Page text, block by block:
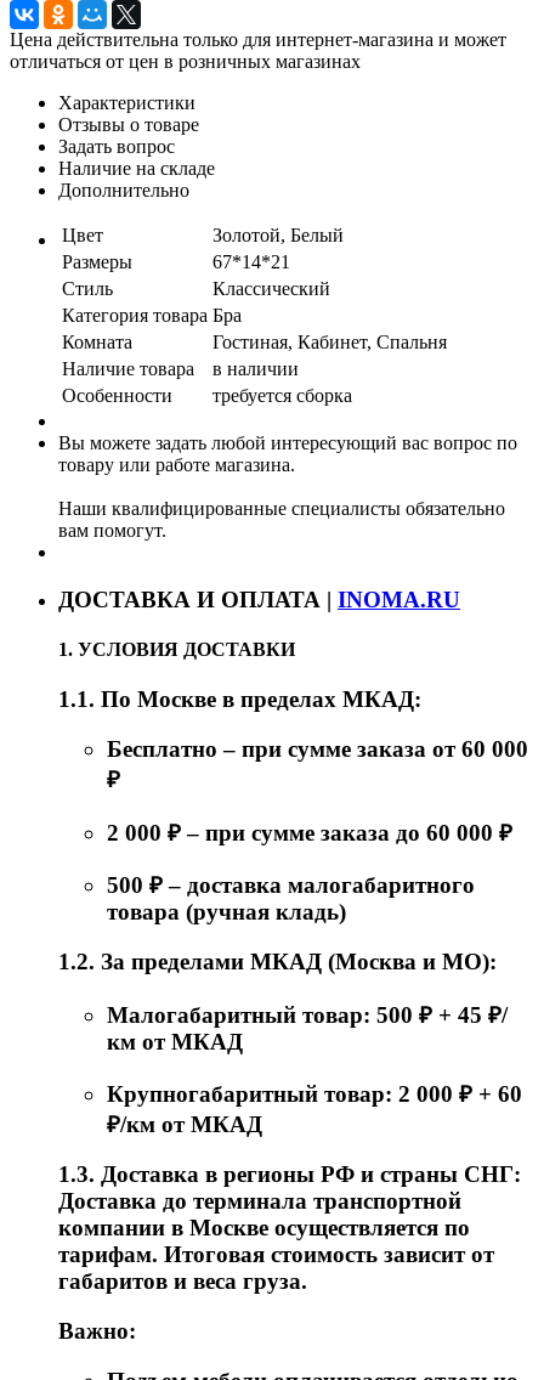
Цена действительна только для интернет-магазина и может
отличаться от цен в розничных магазинах
Характеристики
Отзывы о товаре
Задать вопрос
Наличие на складе
Дополнительно
Цвет
Золотой, Белый
Размеры
67*14*21
Стиль
Классический
Категория товара Бра
Комната
Гостиная, Кабинет, Спальня
Наличие товара
в наличии
Особенности
требуется сборка
Вы можете задать любой интересующий вас вопрос по
товару или работе магазина.
Наши квалифицированные специалисты обязательно
вам помогут.
ДОСТАВКА И ОПЛАТА | INOMA.RU
1. УСЛОВИЯ ДОСТАВКИ
1.1. По Москве в пределах МКАД:
Бесплатно – при сумме заказа от 60 000
₽
2 000 ₽ – при сумме заказа до 60 000 ₽
500 ₽ – доставка малогабаритного
товара (ручная кладь)
1.2. За пределами МКАД (Москва и МО):
Малогабаритный товар: 500 ₽ + 45 ₽/
км от МКАД
Крупногабаритный товар: 2 000 ₽ + 60
₽/км от МКАД
1.3. Доставка в регионы РФ и страны СНГ:
Доставка до терминала транспортной
компании в Москве осуществляется по
тарифам. Итоговая стоимость зависит от
габаритов и веса груза.
Важно: